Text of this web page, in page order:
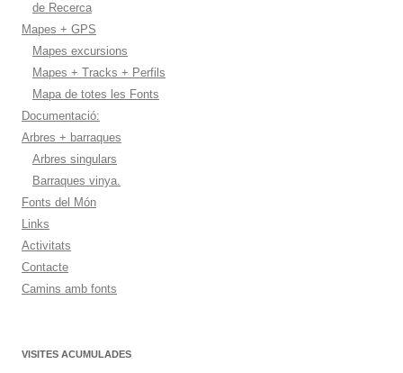
de Recerca
Mapes + GPS
Mapes excursions
Mapes + Tracks + Perfils
Mapa de totes les Fonts
Documentació:
Arbres + barraques
Arbres singulars
Barraques vinya.
Fonts del Món
Links
Activitats
Contacte
Camins amb fonts
VISITES ACUMULADES